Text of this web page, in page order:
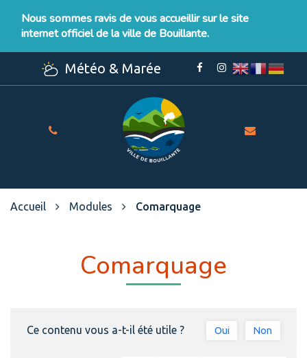
Nous sommes ravis de vous accueillir sur le site
internet officiel de la ville de Bouillante.
Météo & Marée
Lien
Facebook
Lien
Instagram
Site
officiel
de
de
Accueil Modules Comarquage
Comarquage
Ce contenu vous a-t-il été utile ? Oui Non